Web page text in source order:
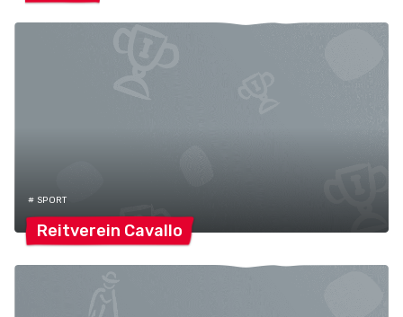
# SPORT
Reitverein Cavallo